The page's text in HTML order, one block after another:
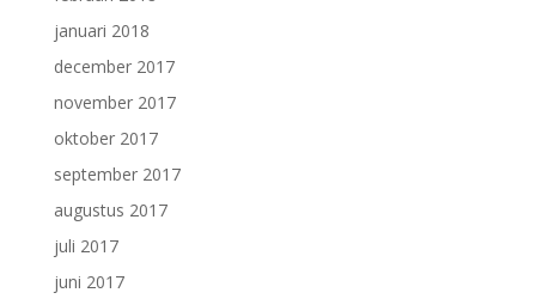
januari 2018
december 2017
november 2017
oktober 2017
september 2017
augustus 2017
juli 2017
juni 2017